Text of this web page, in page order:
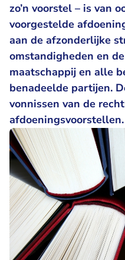
zo’n voorstel – is van
voorgestelde
aan de afzonderlijke
omstandigheden en
maatschappij en alle
benadeelde partijen.
vonnissen van de
afdoeningsvoorstellen.